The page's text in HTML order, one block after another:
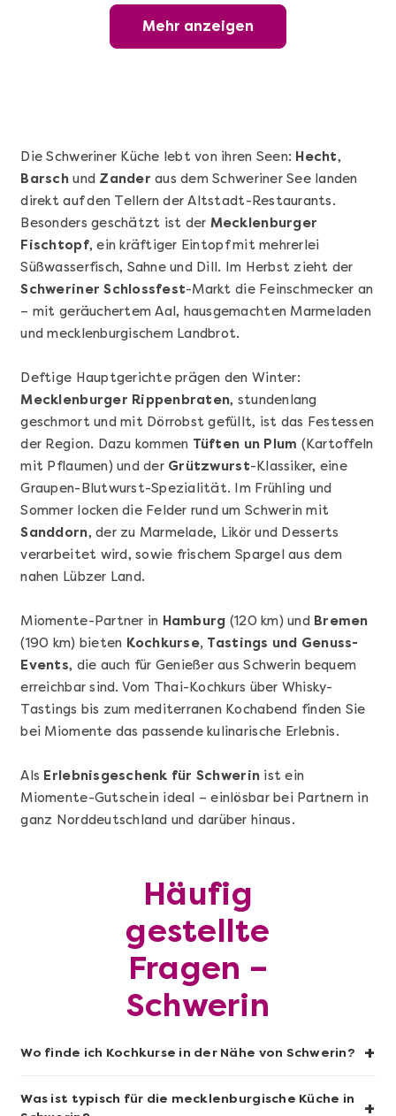
Offene Weinprobe
Mehr anzeigen
Wunderschöner Weinabend
Sushi Basic Kurs Bonn
Geschenkbox 100€
Mehr anzeigen
Die Schweriner Küche lebt von ihren Seen: Hecht,
Barsch und Zander aus dem Schweriner See landen
direkt auf den Tellern der Altstadt-Restaurants.
Besonders geschätzt ist der Mecklenburger
Fischtopf, ein kräftiger Eintopf mit mehrerlei
Süßwasserfisch, Sahne und Dill. Im Herbst zieht der
Schweriner Schlossfest-Markt die Feinschmecker an
– mit geräuchertem Aal, hausgemachten Marmeladen
und mecklenburgischem Landbrot.
Deftige Hauptgerichte prägen den Winter:
Mecklenburger Rippenbraten, stundenlang
geschmort und mit Dörrobst gefüllt, ist das Festessen
der Region. Dazu kommen Tüften un Plum (Kartoffeln
mit Pflaumen) und der Grützwurst-Klassiker, eine
Graupen-Blutwurst-Spezialität. Im Frühling und
Sommer locken die Felder rund um Schwerin mit
Sanddorn, der zu Marmelade, Likör und Desserts
verarbeitet wird, sowie frischem Spargel aus dem
nahen Lübzer Land.
Miomente-Partner in Hamburg (120 km) und Bremen
(190 km) bieten Kochkurse, Tastings und Genuss-
Events, die auch für Genießer aus Schwerin bequem
erreichbar sind. Vom Thai-Kochkurs über Whisky-
Tastings bis zum mediterranen Kochabend finden Sie
bei Miomente das passende kulinarische Erlebnis.
Als Erlebnisgeschenk für Schwerin ist ein
Miomente-Gutschein ideal – einlösbar bei Partnern in
ganz Norddeutschland und darüber hinaus.
Häufig
gestellte
Fragen –
Schwerin
Wo finde ich Kochkurse in der Nähe von Schwerin? +
Was ist typisch für die mecklenburgische Küche in
+